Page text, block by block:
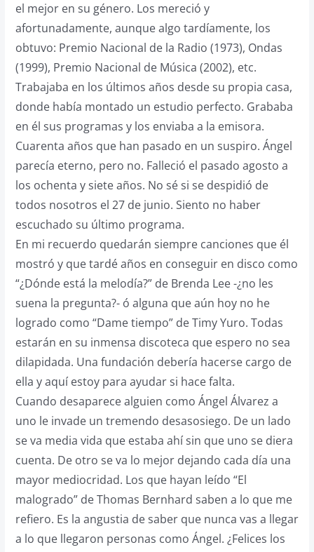
el mejor en su género. Los mereció y
afortunadamente, aunque algo tardíamente, los
obtuvo: Premio Nacional de la Radio (1973), Ondas
(1999), Premio Nacional de Música (2002), etc.
Trabajaba en los últimos años desde su propia casa,
donde había montado un estudio perfecto. Grababa
en él sus programas y los enviaba a la emisora.
Cuarenta años que han pasado en un suspiro. Ángel
parecía eterno, pero no. Falleció el pasado agosto a
los ochenta y siete años. No sé si se despidió de
todos nosotros el 27 de junio. Siento no haber
escuchado su último programa.
En mi recuerdo quedarán siempre canciones que él
mostró y que tardé años en conseguir en disco como
“¿Dónde está la melodía?” de Brenda Lee -¿no les
suena la pregunta?- ó alguna que aún hoy no he
logrado como “Dame tiempo” de Timy Yuro. Todas
estarán en su inmensa discoteca que espero no sea
dilapidada. Una fundación debería hacerse cargo de
ella y aquí estoy para ayudar si hace falta.
Cuando desaparece alguien como Ángel Álvarez a
uno le invade un tremendo desasosiego. De un lado
se va media vida que estaba ahí sin que uno se diera
cuenta. De otro se va lo mejor dejando cada día una
mayor mediocridad. Los que hayan leído “El
malogrado” de Thomas Bernhard saben a lo que me
refiero. Es la angustia de saber que nunca vas a llegar
a lo que llegaron personas como Ángel. ¿Felices los